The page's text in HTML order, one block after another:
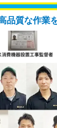
品質な作業